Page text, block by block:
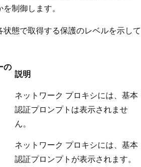
制御します。
態で取得する保護のレベルを示して
の
説明
ネットワーク プロキシには、基本
認証プロンプトは表示されませ
ん。
ネットワーク プロキシには、基本
認証プロンプトが表示されます。